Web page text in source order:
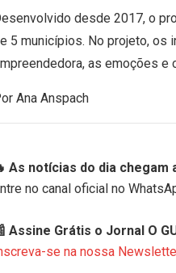
desde 2017, o
5 municípios. No projeto, os
as emoções e
Ana Anspach
As notícias do dia chegam
no canal oficial no
Assine Grátis o Jornal O
se na nossa